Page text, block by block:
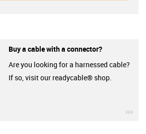
Buy a cable with a connector?
Are you looking for a harnessed cable?
If so, visit our readycable® shop.